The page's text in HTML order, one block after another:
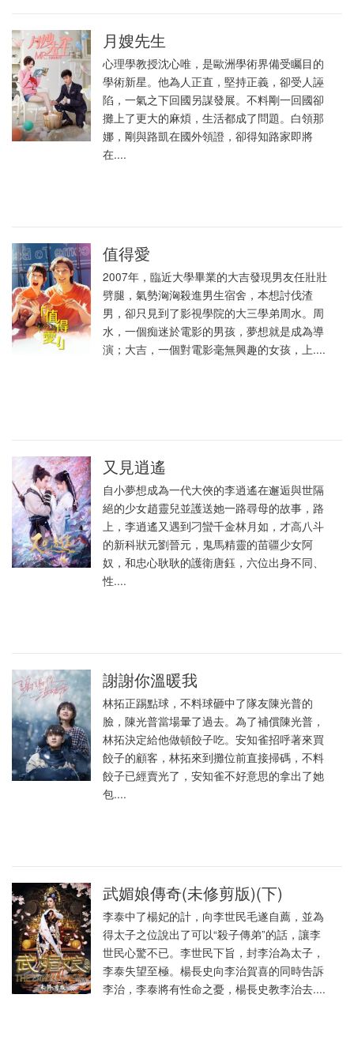
月嫂先生
心理學教授沈心唯，是歐洲學術界備受矚目的
學術新星。他為人正直，堅持正義，卻受人誣
陷，一氣之下回國另謀發展。不料剛一回國卻
攤上了更大的麻煩，生活都成了問題。白領那
娜，剛與路凱在國外領證，卻得知路家即將
在....
值得愛
2007年，臨近大學畢業的大吉發現男友任壯壯
劈腿，氣勢洶洶殺進男生宿舍，本想討伐渣
男，卻只見到了影視學院的大三學弟周水。周
水，一個痴迷於電影的男孩，夢想就是成為導
演；大吉，一個對電影毫無興趣的女孩，上....
又見逍遙
自小夢想成為一代大俠的李逍遙在邂逅與世隔
絕的少女趙靈兒並護送她一路尋母的故事，路
上，李逍遙又遇到刁蠻千金林月如，才高八斗
的新科狀元劉晉元，鬼馬精靈的苗疆少女阿
奴，和忠心耿耿的護衛唐鈺，六位出身不同、
性....
謝謝你溫暖我
林拓正踢點球，不料球砸中了隊友陳光普的
臉，陳光普當場暈了過去。為了補償陳光普，
林拓決定給他做頓餃子吃。安知雀招呼著來買
餃子的顧客，林拓來到攤位前直接掃碼，不料
餃子已經賣光了，安知雀不好意思的拿出了她
包....
武媚娘傳奇(未修剪版)(下)
李泰中了楊妃的計，向李世民毛遂自薦，並為
得太子之位說出了可以“殺子傳弟”的話，讓李
世民心驚不已。李世民下旨，封李治為太子，
李泰失望至極。楊長史向李治賀喜的同時告訴
李治，李泰將有性命之憂，楊長史教李治去....